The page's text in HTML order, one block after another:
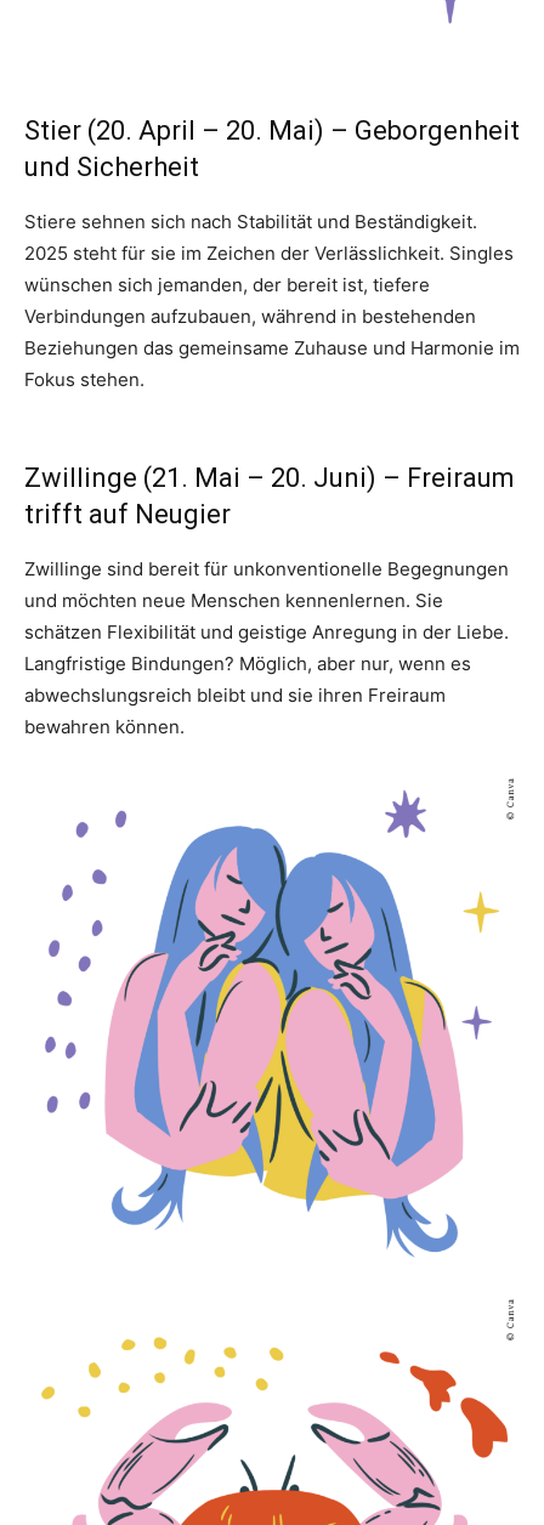
Stier (20. April – 20. Mai) – Geborgenheit
und Sicherheit
Stiere sehnen sich nach Stabilität und Beständigkeit.
2025 steht für sie im Zeichen der Verlässlichkeit. Singles
wünschen sich jemanden, der bereit ist, tiefere
Verbindungen aufzubauen, während in bestehenden
Beziehungen das gemeinsame Zuhause und Harmonie im
Fokus stehen.
Zwillinge (21. Mai – 20. Juni) – Freiraum
trifft auf Neugier
Zwillinge sind bereit für unkonventionelle Begegnungen
und möchten neue Menschen kennenlernen. Sie
schätzen Flexibilität und geistige Anregung in der Liebe.
Langfristige Bindungen? Möglich, aber nur, wenn es
abwechslungsreich bleibt und sie ihren Freiraum
bewahren können.